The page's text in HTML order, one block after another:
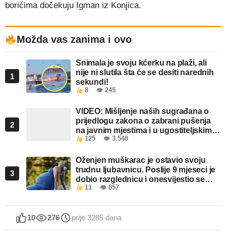
borićima dočekuju Igman iz Konjica.
Možda vas zanima i ovo
1
Snimala je svoju kćerku na plaži, ali
nije ni slutila šta će se desiti narednih
sekundi!
8 👁 245
2
VIDEO: Mišljenje naših sugrađana o
prijedlogu zakona o zabrani pušenja
na javnim mjestima i u ugostiteljskim
objektima u FBiH
125 👁 3.548
3
Oženjen muškarac je ostavio svoju
trudnu ljubavnicu. Poslije 9 mjeseci je
dobio razglednicu i onesvijestio se
kada je pročitao šta piše!
11 👁 857
10 276 prije 3285 dana